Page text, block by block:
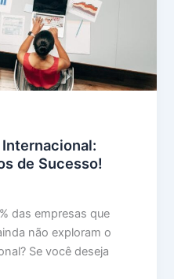
de Sucesso!
das empresas que
não exploram o
Se você deseja